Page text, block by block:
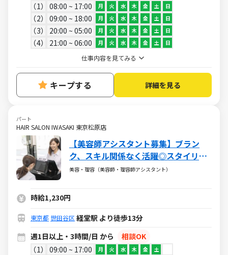
1
08:00 ~ 17:00 月 火 水 木 金 土 日
2 09:00 ~ 18:00 月 火 水 木 金 土 日
3 20:00 ~ 05:00 月 火 水 木 金 土 日
4 21:00 ~ 06:00 月 火 水 木 金 土 日
仕事内容を見てみる
キープする 詳細を見る
パート
HAIR SALON IWASAKI 東京松原店
【美容師アシスタント募集】ブラン
ク、スキル関係なく活躍◎スタイリス
トデビューも完全サポート
美容・理容（美容師・理容師アシスタント）
時給1,230円
東京都 世田谷区 経堂駅 より徒歩13分
週1日以上・3時間/日 から
相談OK
1
09:00 ~ 17:00 月 火 水 木 金 土